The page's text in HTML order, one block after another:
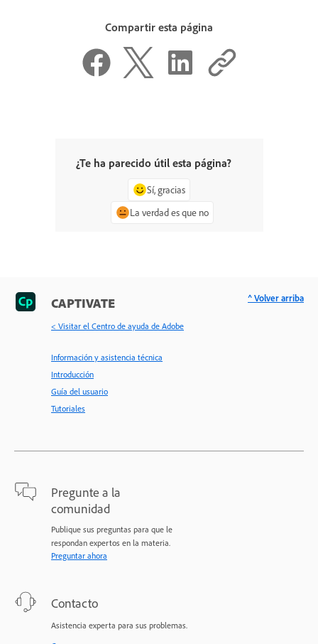
Compartir esta página
¿Te ha parecido útil esta página?
Sí, gracias
La verdad es que no
CAPTIVATE
< Visitar el Centro de ayuda de Adobe
Información y asistencia técnica
Introducción
Guía del usuario
Tutoriales
Pregunte a la
comunidad
Publique sus preguntas para que le
respondan expertos en la materia.
Preguntar ahora
Contacto
Asistencia experta para sus problemas.
^ Volver arriba